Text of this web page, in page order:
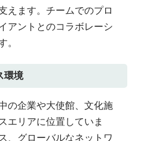
えます。チームでのプロ
アントとのコラボレーシ
。
環境
の企業や大使館、文化施
エリアに位置していま
、グローバルなネットワ